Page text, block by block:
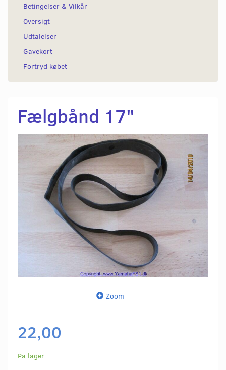
Betingelser & Vilkår
Oversigt
Udtalelser
Gavekort
Fortryd købet
Fælgbånd 17"
Zoom
22,00
På lager